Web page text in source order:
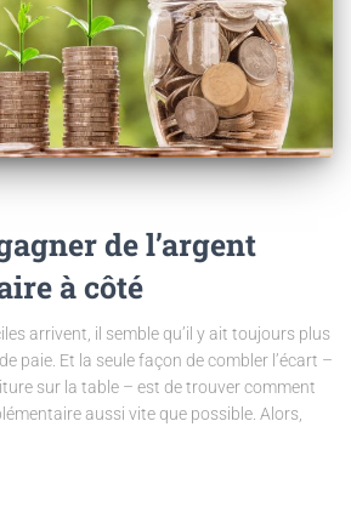
de l’argent
à côté
arrivent, il semble qu’il y ait toujours plus
paie. Et la seule façon de combler l’écart –
sur la table – est de trouver comment
aussi vite que possible. Alors,